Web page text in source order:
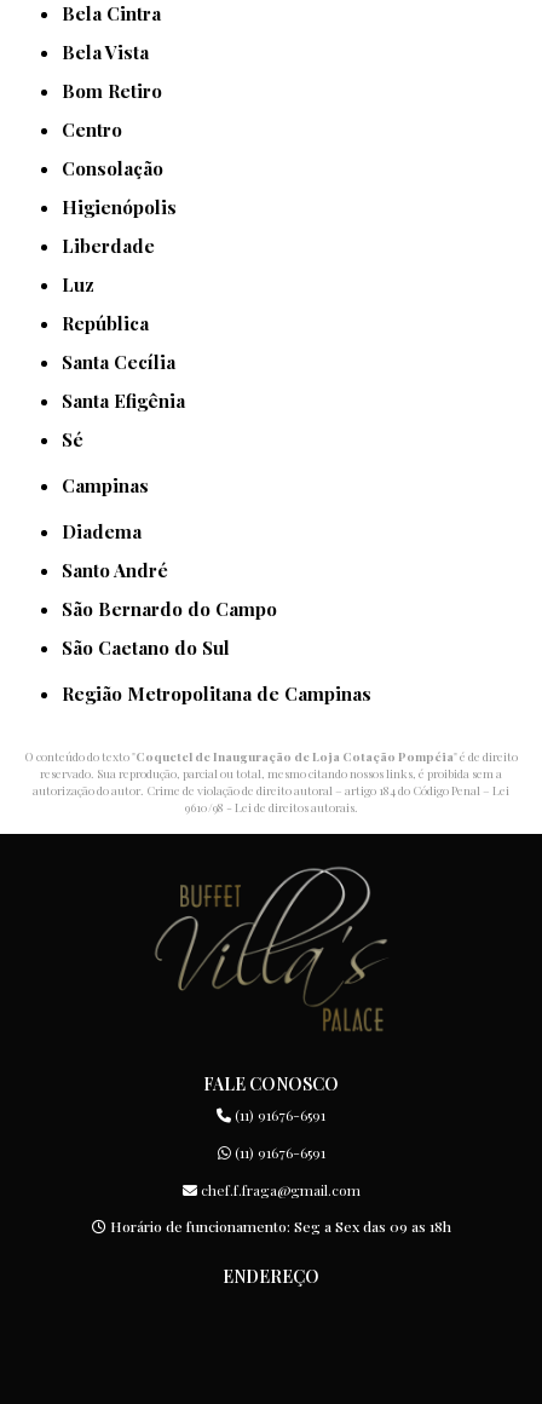
Bela Cintra
Bela Vista
Bom Retiro
Centro
Consolação
Higienópolis
Liberdade
Luz
República
Santa Cecília
Santa Efigênia
Sé
Campinas
Diadema
Santo André
São Bernardo do Campo
São Caetano do Sul
Região Metropolitana de Campinas
O conteúdo do texto "Coquetel de Inauguração de Loja Cotação Pompéia" é de direito
reservado. Sua reprodução, parcial ou total, mesmo citando nossos links, é proibida sem a
autorização do autor. Crime de violação de direito autoral – artigo 184 do Código Penal – Lei
9610/98 - Lei de direitos autorais.
FALE CONOSCO
(11) 91676-6591
(11) 91676-6591
chef.f.fraga@gmail.com
Horário de funcionamento: Seg a Sex das 09 as 18h
ENDEREÇO